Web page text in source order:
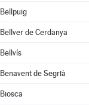
Bellpuig
Bellver de Cerdanya
Bellvís
Benavent de Segrià
Biosca